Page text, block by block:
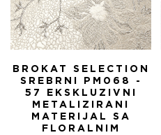
BROKAT SELECTION
SREBRNI PM068 -
57 EKSKLUZIVNI
METALIZIRANI
MATERIJAL SA
FLORALNIM